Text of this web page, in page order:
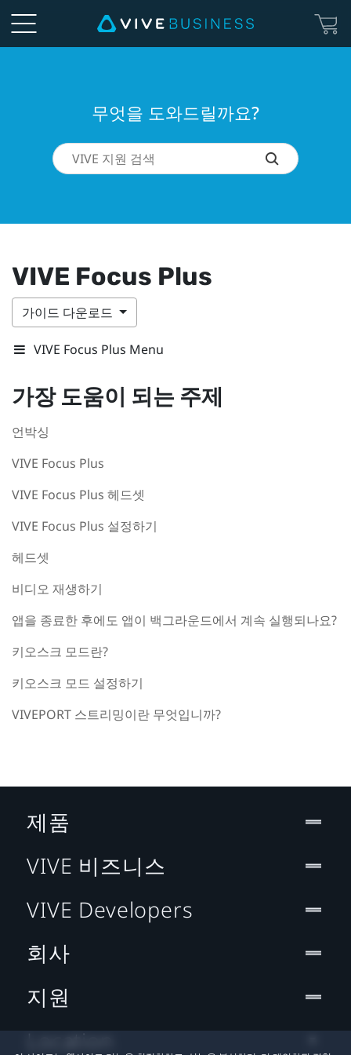
무엇을 도와드릴까요?
VIVE Focus Plus
가이드 다운로드
VIVE Focus Plus Menu
가장 도움이 되는 주제
언박싱
VIVE Focus Plus
VIVE Focus Plus 헤드셋
VIVE Focus Plus 설정하기
헤드셋
비디오 재생하기
앱을 종료한 후에도 앱이 백그라운드에서 계속 실행되나요?
키오스크 모드란?
키오스크 모드 설정하기
VIVEPORT 스트리밍이란 무엇입니까?
제품
VIVE 비즈니스
VIVE Developers
회사
지원
Location